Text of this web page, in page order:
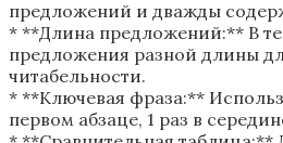
предложений и дважды
* **Длина предложений:** В
предложения разной длины
читабельности.
* **Ключевая фраза:**
первом абзаце, 1 раз в